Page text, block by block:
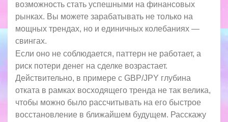
возможность стать успешными на финансовых
рынках. Вы можете зарабатывать не только на
мощных трендах, но и единичных колебаниях —
свингах.
Если оно не соблюдается, паттерн не работает, а
риск потери денег на сделке возрастает.
Действительно, в примере с GBP/JPY глубина
отката в рамках восходящего тренда не так велика,
чтобы можно было рассчитывать на его быстрое
восстановление в ближайшем будущем. Расскажу